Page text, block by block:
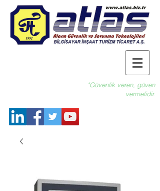
"Güvenlik veren, güven
vermelidir.